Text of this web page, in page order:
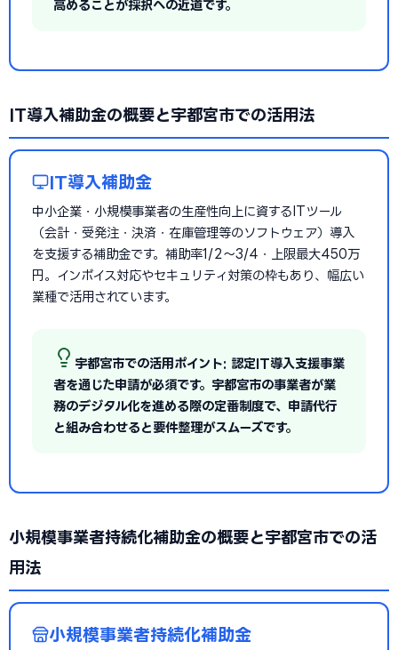
高めることが採択への近道です。
IT導入補助金の概要と宇都宮市での活用法
IT導入補助金
中小企業・小規模事業者の生産性向上に資するITツール
（会計・受発注・決済・在庫管理等のソフトウェア）導入
を支援する補助金です。補助率1/2〜3/4・上限最大450万
円。インボイス対応やセキュリティ対策の枠もあり、幅広い
業種で活用されています。
宇都宮市での活用ポイント: 認定IT導入支援事業
者を通じた申請が必須です。宇都宮市の事業者が業
務のデジタル化を進める際の定番制度で、申請代行
と組み合わせると要件整理がスムーズです。
小規模事業者持続化補助金の概要と宇都宮市での活
用法
小規模事業者持続化補助金